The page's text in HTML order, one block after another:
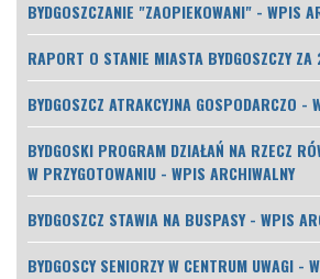
BYDGOSZCZANIE "ZAOPIEKOWANI" - WPIS
RAPORT O STANIE MIASTA BYDGOSZCZY
BYDGOSZCZ ATRAKCYJNA GOSPODARCZO -
BYDGOSKI PROGRAM DZIAŁAŃ NA RZECZ
W PRZYGOTOWANIU - WPIS ARCHIWALNY
BYDGOSZCZ STAWIA NA BUSPASY - WPIS
BYDGOSCY SENIORZY W CENTRUM UWAGI -